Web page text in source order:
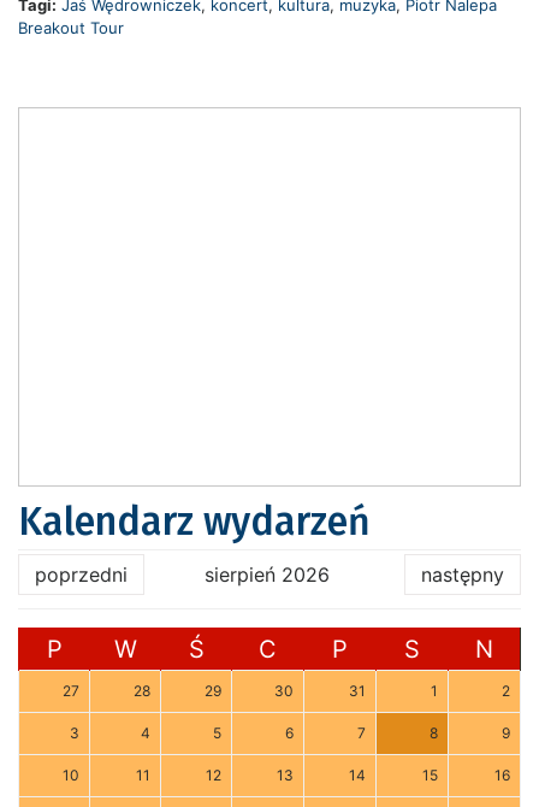
Tagi: Jaś Wędrowniczek, koncert, kultura, muzyka, Piotr Nalepa
Breakout Tour
Kalendarz wydarzeń
poprzedni sierpień 2026 następny
P W Ś C P S N
27 28 29 30 31 1 2
3 4 5 6 7 8 9
10 11 12 13 14 15 16